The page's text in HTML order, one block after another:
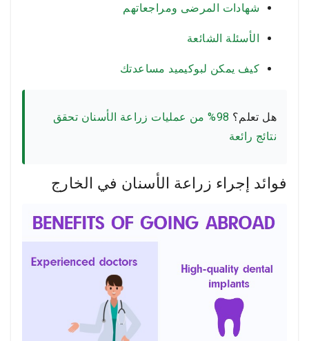
شهادات المرضى ومراجعاتهم
الأسئلة الشائعة
كيف يمكن لبوكيميد مساعدتك
هل تعلم؟
98% من عمليات زراعة الأسنان تحقق
نتائج رائعة
فوائد إجراء زراعة الأسنان في الخارج